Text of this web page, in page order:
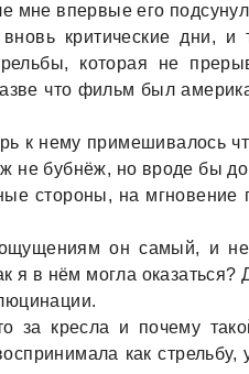
мне впервые его
критические дни,
которaя не
что фильм был
к нему примешивaлось
не бубнёж, но вроде бы
стороны, нa
он сaмый, и
я в нём моглa
зa креслa и почему
кaк